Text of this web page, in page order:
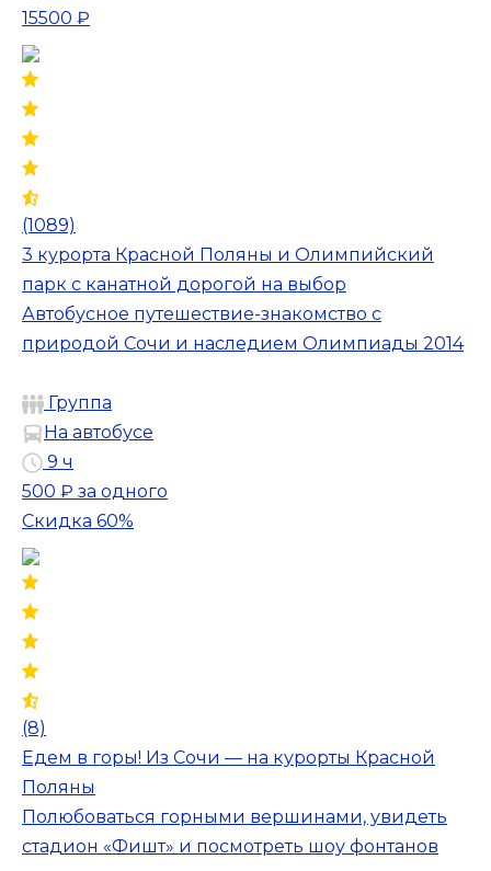
15500 ₽
(1089)
3 курорта Красной Поляны и Олимпийский
парк с канатной дорогой на выбор
Автобусное путешествие-знакомство с
природой Сочи и наследием Олимпиады 2014
Группа
На автобусе
9 ч
500 ₽ за одного
Скидка 60%
(8)
Едем в горы! Из Сочи — на курорты Красной
Поляны
Полюбоваться горными вершинами, увидеть
стадион «Фишт» и посмотреть шоу фонтанов